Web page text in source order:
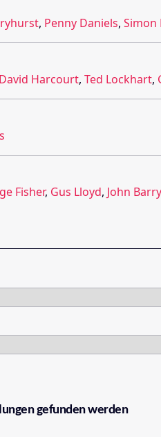
, Penny Daniels, Simon
David Harcourt, Ted Lockhart,
Fisher, Gus Lloyd, John Barry
gefunden werden